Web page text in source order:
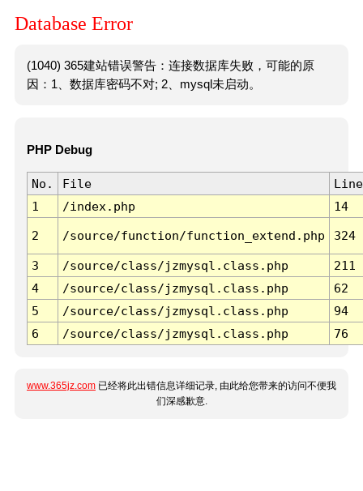
Database Error
(1040) 365建站错误警告：连接数据库失败，可能的原
因：1、数据库密码不对; 2、mysql未启动。
PHP Debug
No. File
Line
1
/index.php 14
2 /source/function/function_extend.php 324
3 /source/class/jzmysql.class.php
211
4
/source/class/jzmysql.class.php
62
5
/source/class/jzmysql.class.php
94
6
/source/class/jzmysql.class.php 76
www.365jz.com 已经将此出错信息详细记录, 由此给您带来的访问不便我
们深感歉意.